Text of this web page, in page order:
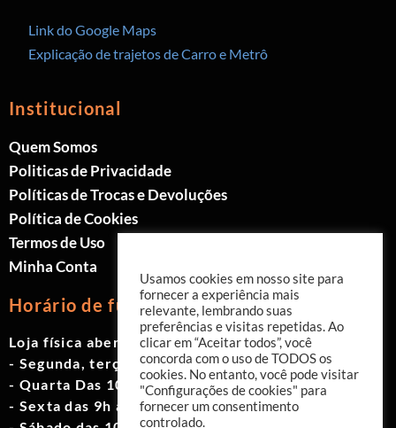
Link do Google Maps
Explicação de trajetos de Carro e Metrô
Institucional
Quem Somos
Politicas de Privacidade
Políticas de Trocas e Devoluções
Política de Cookies
Termos de Uso
Minha Conta
Horário de funcionamento
Loja física aberta de Segunda à Sábado.
- Segunda, terça e quinta das 9h às 19h
- Quarta Das 10h às 18h
- Sexta das 9h às 18h
Usamos cookies em nosso site para
fornecer a experiência mais
relevante, lembrando suas
preferências e visitas repetidas. Ao
clicar em “Aceitar todos”, você
concorda com o uso de TODOS os
cookies. No entanto, você pode visitar
"Configurações de cookies" para
fornecer um consentimento
controlado.